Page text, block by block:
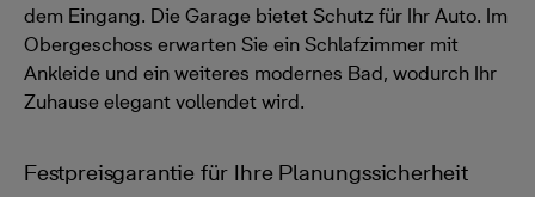
dem Eingang. Die Garage bietet Schutz für Ihr Auto. Im
Obergeschoss erwarten Sie ein Schlafzimmer mit
Ankleide und ein weiteres modernes Bad, wodurch Ihr
Zuhause elegant vollendet wird.
Festpreisgarantie für Ihre Planungssicherheit